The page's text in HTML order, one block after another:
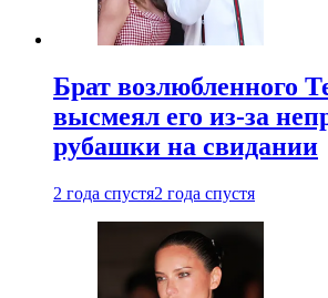
Брат возлюбленного
высмеял его из-за
рубашки на свидании
2 года спустя2 года спустя